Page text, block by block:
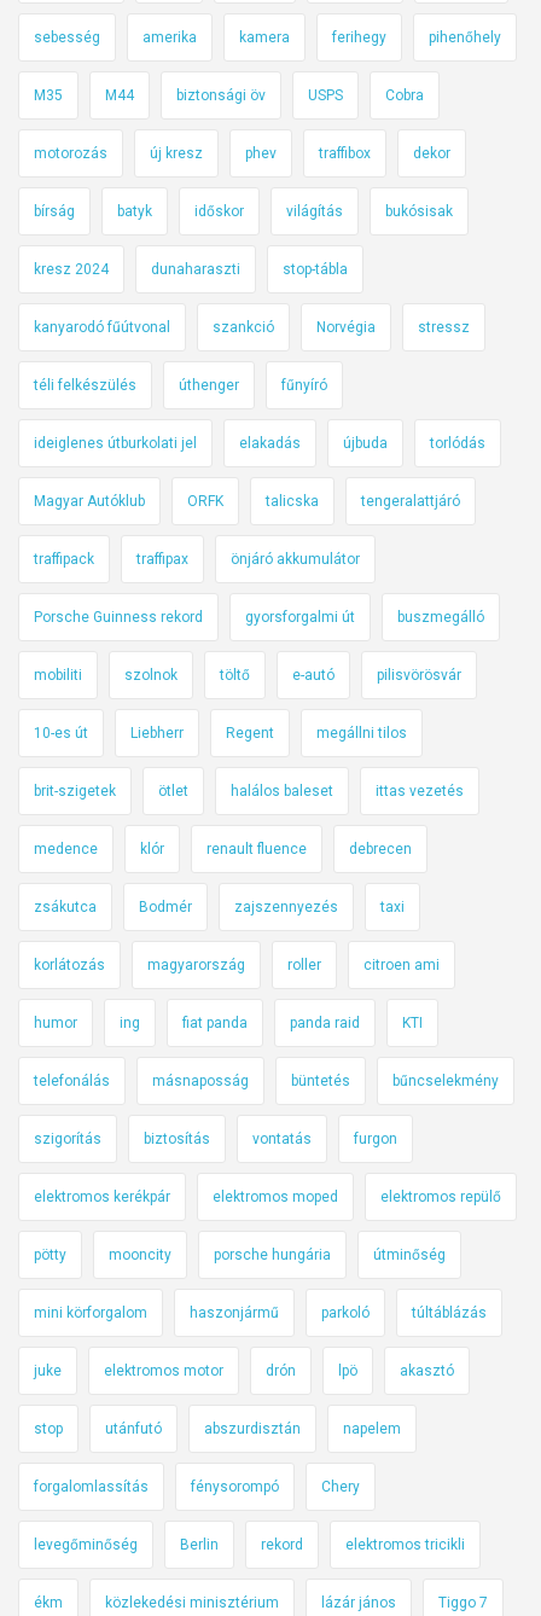
sebesség amerika kamera ferihegy pihenőhely
M35 M44 biztonsági öv USPS Cobra
motorozás új kresz phev traffibox dekor
bírság batyk időskor világítás bukósisak
kresz 2024 dunaharaszti stop-tábla
kanyarodó fűútvonal szankció Norvégia stressz
téli felkészülés úthenger fűnyíró
ideiglenes útburkolati jel elakadás újbuda torlódás
Magyar Autóklub ORFK talicska tengeralattjáró
traffipack traffipax önjáró akkumulátor
Porsche Guinness rekord gyorsforgalmi út buszmegálló
mobiliti szolnok töltő e-autó pilisvörösvár
10-es út Liebherr Regent megállni tilos
brit-szigetek ötlet halálos baleset ittas vezetés
medence klór renault fluence debrecen
zsákutca Bodmér zajszennyezés taxi
korlátozás magyarország roller citroen ami
humor ing fiat panda panda raid KTI
telefonálás másnaposság büntetés bűncselekmény
szigorítás biztosítás vontatás furgon
elektromos kerékpár elektromos moped elektromos repülő
pötty mooncity porsche hungária útminőség
mini körforgalom haszonjármű parkoló túltáblázás
juke elektromos motor drón lpö akasztó
stop utánfutó abszurdisztán napelem
forgalomlassítás fénysorompó Chery
levegőminőség Berlin rekord elektromos tricikli
ékm közlekedési minisztérium lázár jános Tiggo 7